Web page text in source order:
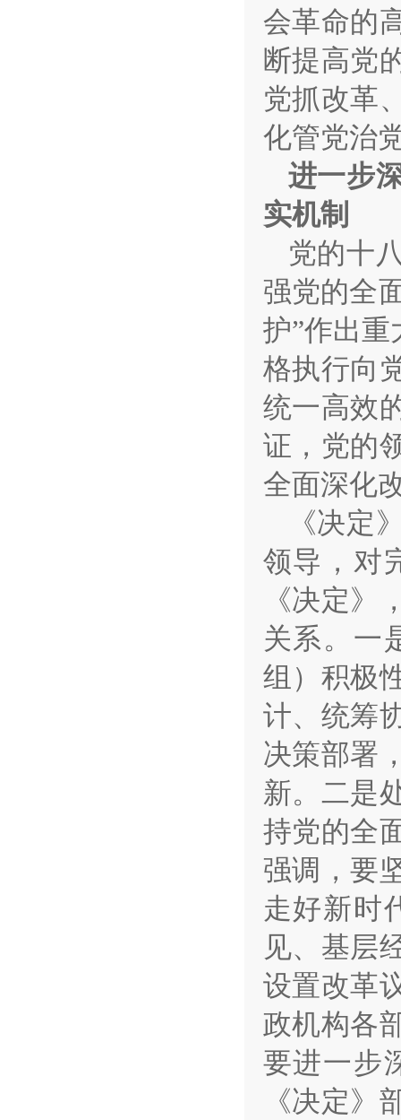
会革命的
断提高党
党抓改革
化管党治
进一步
实机制
党的十
强党的全
护”作出
格执行向
统一高效
证，党的
全面深化
《决定
领导，对
《决定
关系。一
组）积极
计、统筹
决策部署
新。二是
持党的全
强调，要
走好新时
见、基层
设置改革
政机构各
要进一步
《决定